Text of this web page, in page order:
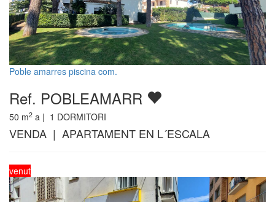
Poble amarres piscina com.
Ref. POBLEAMARR
50 m2 a | 1 DORMITORI
VENDA | APARTAMENT EN L´ESCALA
venut